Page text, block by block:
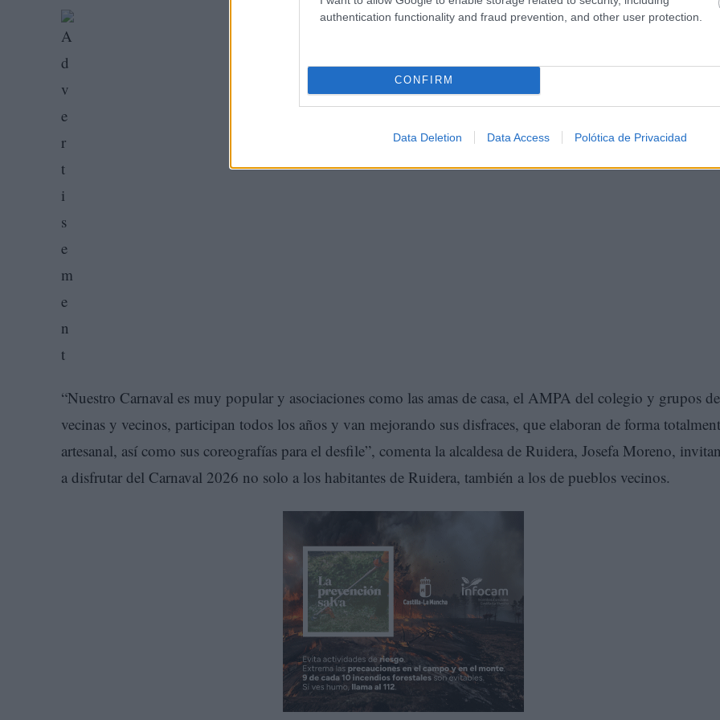
authentication functionality and fraud prevention, and other user protection.
CONFIRM
Data Deletion Data Access Polótica de Privacidad
“Nuestro Carnaval es muy popular y asociaciones como las amas de casa, el AMPA del colegio y grupos de
vecinas y vecinos, participan todos los años y van mejorando sus disfraces, que elaboran de forma
artesanal, así como sus coreografías para el desfile”, comenta la alcaldesa de Ruidera, Josefa Moreno,
a disfrutar del Carnaval 2026 no solo a los habitantes de Ruidera, también a los de pueblos vecinos.